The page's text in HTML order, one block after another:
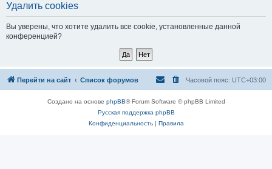
Удалить cookies
Вы уверены, что хотите удалить все cookie, установленные данной
конференцией?
Перейти на сайт Список форумов Часовой пояс: UTC+03:00
Создано на основе phpBB® Forum Software © phpBB Limited
Русская поддержка phpBB
Конфиденциальность| Правила